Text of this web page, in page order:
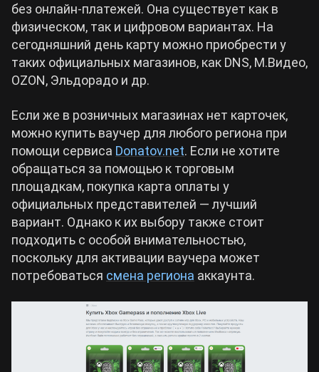
без онлайн-платежей. Она существует как в
физическом, так и цифровом вариантах. На
сегодняшний день карту можно приобрести у
таких официальных магазинов, как DNS, М.Видео,
OZON, Эльдорадо и др.
Если же в розничных магазинах нет карточек,
можно купить ваучер для любого региона при
помощи сервиса Donatov.net. Если не хотите
обращаться за помощью к торговым
площадкам, покупка карта оплаты у
официальных представителей — лучший
вариант. Однако к их выбору также стоит
подходить с особой внимательностью,
поскольку для активации ваучера может
потребоваться смена региона аккаунта.